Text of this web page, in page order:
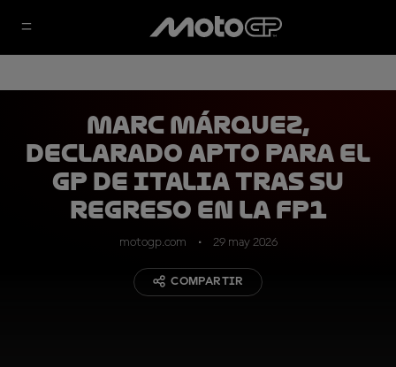
Marc Márquez,
declarado apto para el
GP de Italia tras su
regreso en la FP1
motogp.com 29 may 2026
COMPARTIR